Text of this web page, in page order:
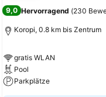
) 9,0 Hervorragend (230
Koropi, 0.8 km bis Zentrum
gratis WLAN
Pool
Parkplätze